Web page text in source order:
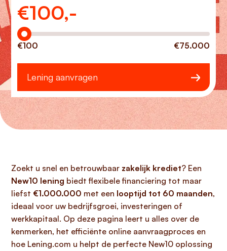
€100,-
Hoeveel wilt u lenen?
€100 €75.000
Lening aanvragen
Zoekt u snel en betrouwbaar zakelijk krediet? Een
New10 lening biedt flexibele financiering tot maar
liefst €1.000.000 met een looptijd tot 60 maanden,
ideaal voor uw bedrijfsgroei, investeringen of
werkkapitaal. Op deze pagina leert u alles over de
kenmerken, het efficiënte online aanvraagproces en
hoe Lening.com u helpt de perfecte New10 oplossing